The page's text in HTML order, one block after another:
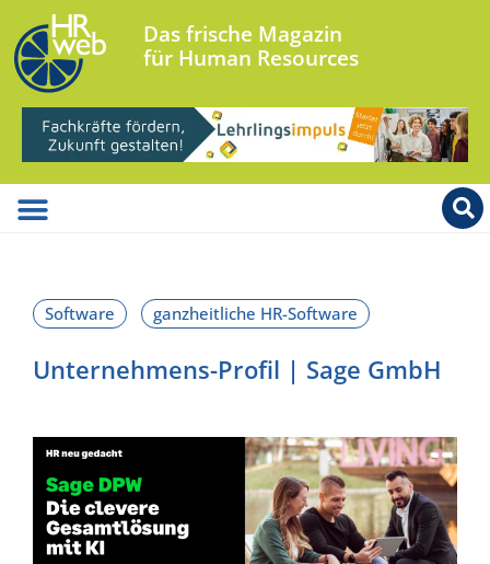
Das frische Magazin
für Human Resources
Unternehmens-Profil | Sage GmbH